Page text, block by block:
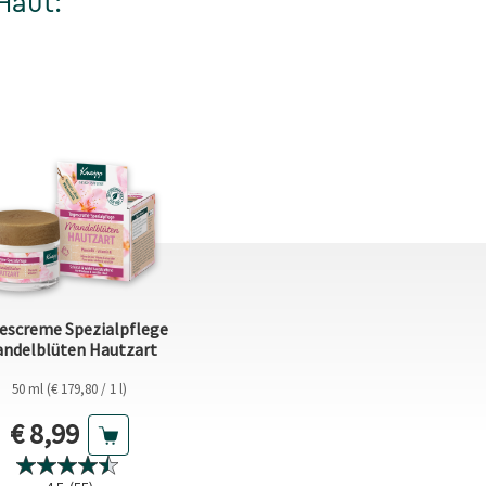
Spezialpflege
Hautzart
50 ml (€ 179,80 / 1 l)
Aktueller Preis
€ 8,99